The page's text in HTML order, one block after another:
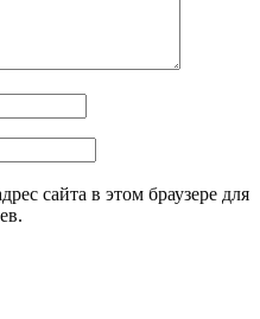
сайта в этом браузере для